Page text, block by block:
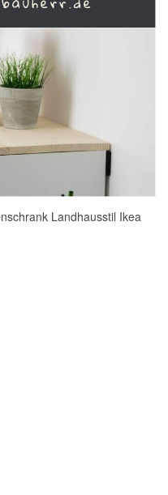
Landhausstil Ikea